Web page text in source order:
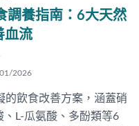
調養指南：6大天然
血流
2026
的飲食改善方案，涵蓋硝
、L-瓜氨酸、多酚類等6